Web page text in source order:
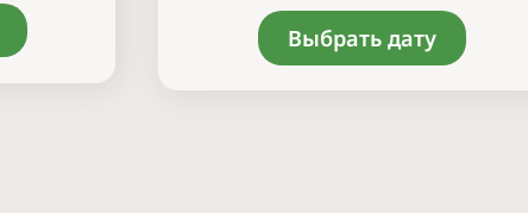
Выбрать дату